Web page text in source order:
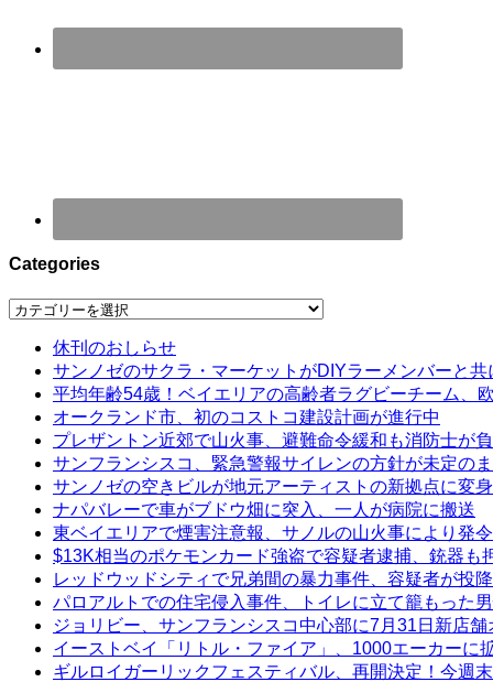
Categories
Categories
休刊のおしらせ
サンノゼのサクラ・マーケットがDIYラーメンバーと共
平均年齢54歳！ベイエリアの高齢者ラグビーチーム、
オークランド市、初のコストコ建設計画が進行中
プレザントン近郊で山火事、避難命令緩和も消防士が
サンフランシスコ、緊急警報サイレンの方針が未定の
サンノゼの空きビルが地元アーティストの新拠点に変身
ナパバレーで車がブドウ畑に突入、一人が病院に搬送
東ベイエリアで煙害注意報、サノルの山火事により発令
$13K相当のポケモンカード強盗で容疑者逮捕、銃器も
レッドウッドシティで兄弟間の暴力事件、容疑者が投降
パロアルトでの住宅侵入事件、トイレに立て籠もった
ジョリビー、サンフランシスコ中心部に7月31日新店舗
イーストベイ「リトル・ファイア」、1000エーカーに
ギルロイガーリックフェスティバル、再開決定！今週